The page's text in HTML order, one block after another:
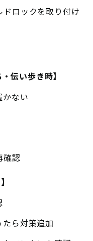
ロックを取り付け
伝い歩き時】
かない
確認
たら対策追加